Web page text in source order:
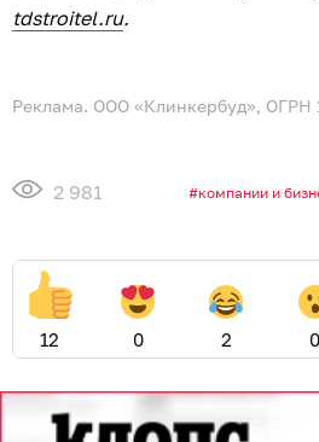
tdstroitel.ru.
Реклама. ООО «Клинкербуд», ОГРН
2 981 компании и
12 0 2 0